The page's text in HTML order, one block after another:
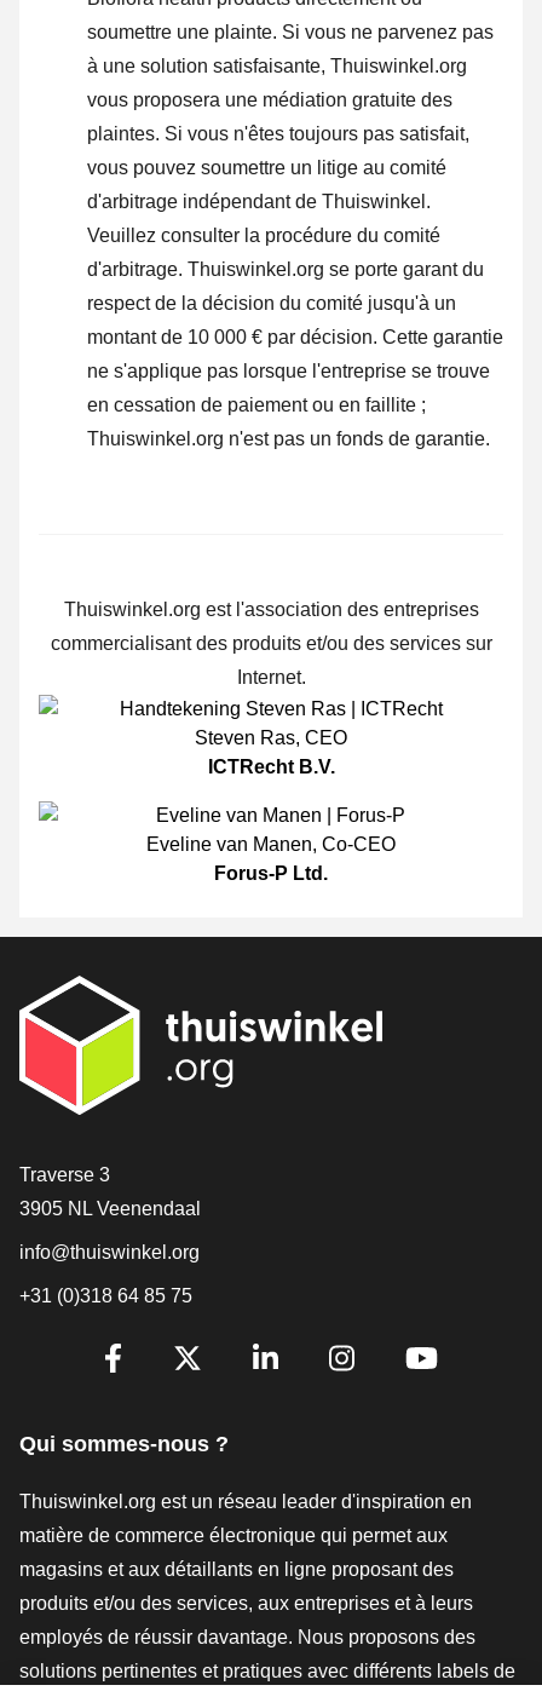
soumettre une plainte. Si vous ne parvenez pas
à une solution satisfaisante, Thuiswinkel.org
vous proposera une médiation gratuite des
plaintes. Si vous n'êtes toujours pas satisfait,
vous pouvez soumettre un litige au comité
d'arbitrage indépendant de Thuiswinkel.
Veuillez consulter la procédure du comité
d'arbitrage. Thuiswinkel.org se porte garant du
respect de la décision du comité jusqu'à un
montant de 10 000 € par décision. Cette garantie
ne s'applique pas lorsque l'entreprise se trouve
en cessation de paiement ou en faillite ;
Thuiswinkel.org n'est pas un fonds de garantie.
Thuiswinkel.org est l'association des entreprises
commercialisant des produits et/ou des services sur
Internet.
Steven Ras, CEO
ICTRecht B.V.
Eveline van Manen, Co-CEO
Forus-P Ltd.
[_General:Contact]
Traverse 3
3905 NL Veenendaal
info@thuiswinkel.org
+31 (0)318 64 85 75
[_General:SocialMediaTitle]
Qui sommes-nous ?
Thuiswinkel.org est un réseau leader d'inspiration en
matière de commerce électronique qui permet aux
magasins et aux détaillants en ligne proposant des
produits et/ou des services, aux entreprises et à leurs
employés de réussir davantage. Nous proposons des
solutions pertinentes et pratiques avec différents labels de